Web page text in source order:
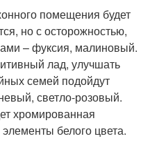
помещения будет
но с осторожностью,
– фуксия, малиновый.
лад, улучшать
семей подойдут
светло-розовый.
хромированная
белого цвета.